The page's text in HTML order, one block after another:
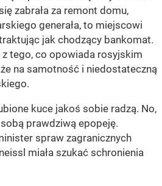
zabrała za remont domu,
generała, to miejscowi
jak chodzący bankomat.
tego, co opowiada rosyjskim
na samotność i niedostateczną
kuce jakoś sobie radzą. No,
prawdziwą epopeję.
spraw zagranicznych
miała szukać schronienia